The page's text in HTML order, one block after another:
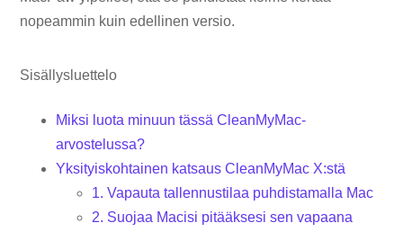
nopeammin kuin edellinen versio.
Sisällysluettelo
Miksi luota minuun tässä CleanMyMac-
arvostelussa?
Yksityiskohtainen katsaus CleanMyMac X:stä
1. Vapauta tallennustilaa puhdistamalla Mac
2. Suojaa Macisi pitääksesi sen vapaana